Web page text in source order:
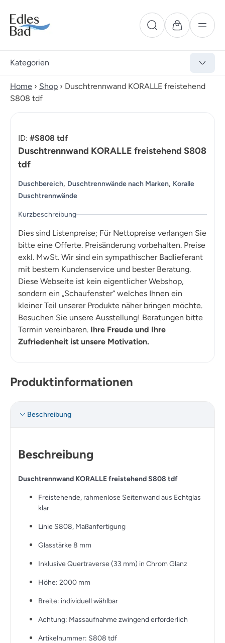
Kategorien
Home › Shop › Duschtrennwand KORALLE freistehend
S808 tdf
ID: #S808 tdf
Duschtrennwand KORALLE freistehend S808
tdf
Duschbereich, Duschtrennwände nach Marken, Koralle
Duschtrennwände
Kurzbeschreibung
Dies sind Listenpreise; Für Nettopreise verlangen Sie
bitte eine Offerte. Preisänderung vorbehalten. Preise
exkl. MwSt. Wir sind ein sympathischer Badlieferant
mit bestem Kundenservice und bester Beratung.
Diese Webseite ist kein eigentlicher Webshop,
sondern ein „Schaufenster“ welches Ihnen ein
kleiner Teil unserer Produkte näher bringen möchte.
Besuchen Sie unsere Ausstellung! Beratungen bitte
Termin vereinbaren. Ihre Freude und Ihre
Zufriedenheit ist unsere Motivation.
Produktinformationen
Beschreibung
Beschreibung
Duschtrennwand KORALLE freistehend S808 tdf
Freistehende, rahmenlose Seitenwand aus Echtglas
klar
Linie S808, Maßanfertigung
Glasstärke 8 mm
Inklusive Quertraverse (33 mm) in Chrom Glanz
Höhe: 2000 mm
Breite: individuell wählbar
Achtung: Massaufnahme zwingend erforderlich
Artikelnummer: S808 tdf